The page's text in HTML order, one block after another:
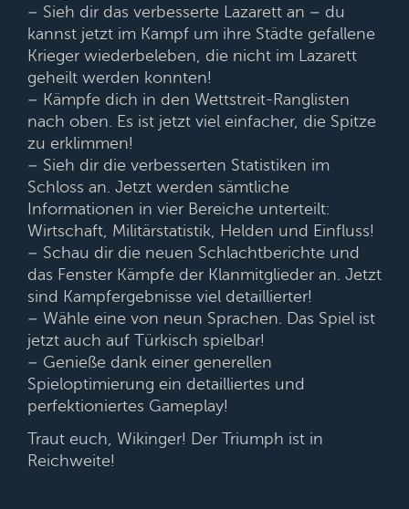
– Sieh dir das verbesserte Lazarett an – du
kannst jetzt im Kampf um ihre Städte gefallene
Krieger wiederbeleben, die nicht im Lazarett
geheilt werden konnten!
– Kämpfe dich in den Wettstreit-Ranglisten
nach oben. Es ist jetzt viel einfacher, die Spitze
zu erklimmen!
– Sieh dir die verbesserten Statistiken im
Schloss an. Jetzt werden sämtliche
Informationen in vier Bereiche unterteilt:
Wirtschaft, Militärstatistik, Helden und Einfluss!
– Schau dir die neuen Schlachtberichte und
das Fenster Kämpfe der Klanmitglieder an. Jetzt
sind Kampfergebnisse viel detaillierter!
– Wähle eine von neun Sprachen. Das Spiel ist
jetzt auch auf Türkisch spielbar!
– Genieße dank einer generellen
Spieloptimierung ein detailliertes und
perfektioniertes Gameplay!
Traut euch, Wikinger! Der Triumph ist in
Reichweite!